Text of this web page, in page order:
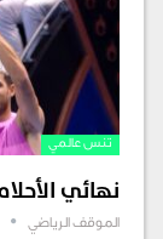
تنس عالمي
نهائي
الموقف الرياضي